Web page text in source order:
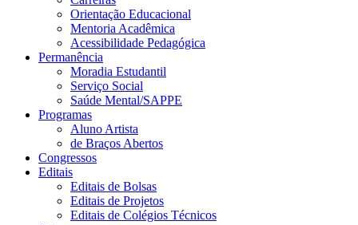
Orientação Educacional
Mentoria Acadêmica
Acessibilidade Pedagógica
Permanência
Moradia Estudantil
Serviço Social
Saúde Mental/SAPPE
Programas
Aluno Artista
de Braços Abertos
Congressos
Editais
Editais de Bolsas
Editais de Projetos
Editais de Colégios Técnicos